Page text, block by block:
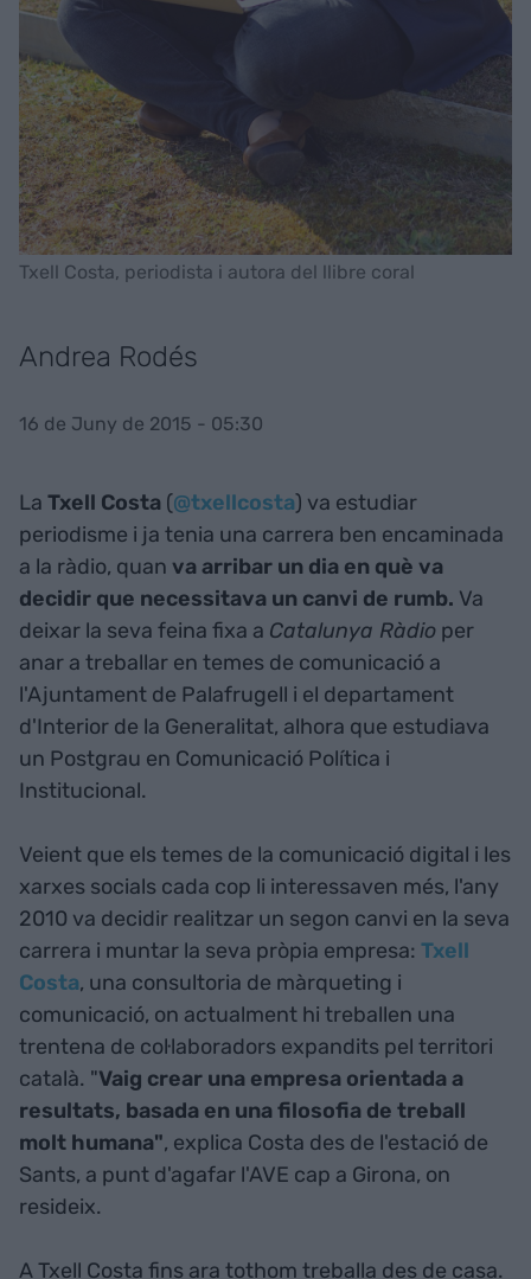
Txell Costa, periodista i autora del llibre coral
Andrea Rodés
16 de Juny de 2015 - 05:30
La Txell Costa (@txellcosta) va estudiar
periodisme i ja tenia una carrera ben encaminada
a la ràdio, quan va arribar un dia en què va
decidir que necessitava un canvi de rumb. Va
deixar la seva feina fixa a Catalunya Ràdio per
anar a treballar en temes de comunicació a
l'Ajuntament de Palafrugell i el departament
d'Interior de la Generalitat, alhora que estudiava
un Postgrau en Comunicació Política i
Institucional.
Veient que els temes de la comunicació digital i les
xarxes socials cada cop li interessaven més, l'any
2010 va decidir realitzar un segon canvi en la seva
carrera i muntar la seva pròpia empresa: Txell
Costa, una consultoria de màrqueting i
comunicació, on actualment hi treballen una
trentena de col·laboradors expandits pel territori
català. "Vaig crear una empresa orientada a
resultats, basada en una filosofia de treball
molt humana", explica Costa des de l'estació de
Sants, a punt d'agafar l'AVE cap a Girona, on
resideix.
A Txell Costa fins ara tothom treballa des de casa.